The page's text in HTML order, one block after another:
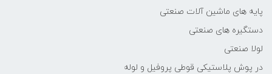
پایه های ماشین آلات صنعتی
دستگیره های صنعتی
لولا صنعتی
در پوش پلاستیکی قوطی پروفیل و لوله